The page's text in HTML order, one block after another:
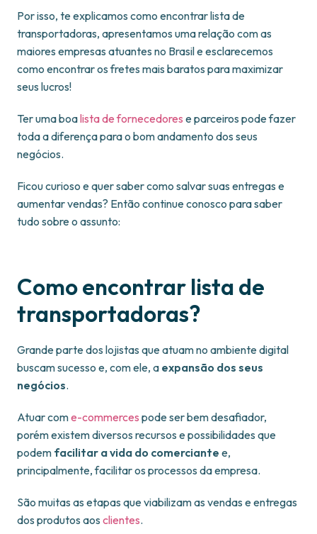
Por isso, te explicamos como encontrar lista de
transportadoras, apresentamos uma relação com as
maiores empresas atuantes no Brasil e esclarecemos
como encontrar os fretes mais baratos para maximizar
seus lucros!
Ter uma boalista de fornecedores e parceiros pode fazer
toda a diferença para o bom andamento dos seus
negócios.
Ficou curioso e quer saber como salvar suas entregas e
aumentar vendas? Então continue conosco para saber
tudo sobre o assunto:
Como encontrar lista de
transportadoras?
Grande parte dos lojistas que atuam no ambiente digital
buscam sucesso e, com ele, a expansão dos seus
negócios.
Atuar come-commerces pode ser bem desafiador,
porém existem diversos recursos e possibilidades que
podem facilitar a vida do comerciante e,
principalmente, facilitar os processos da empresa.
São muitas as etapas que viabilizam as vendas e entregas
dos produtos aos clientes.